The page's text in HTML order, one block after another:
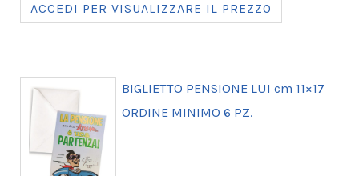
ACCEDI PER VISUALIZZARE IL PREZZO
BIGLIETTO PENSIONE LUI cm 11×17
ORDINE MINIMO 6 PZ.